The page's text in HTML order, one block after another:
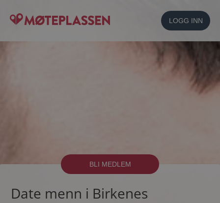
LOGG INN
BLI MEDLEM
Date menn i Birkenes